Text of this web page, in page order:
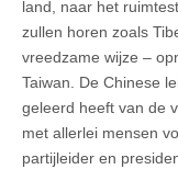
land, naar het
zullen horen zoals
vreedzame wijze –
Taiwan. De Chinese
geleerd heeft van de
met allerlei mensen
partijleider en